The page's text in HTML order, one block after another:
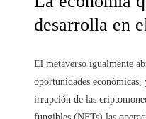
desarrolla en
El metaverso igualmente
oportunidades económicas,
irrupción de las